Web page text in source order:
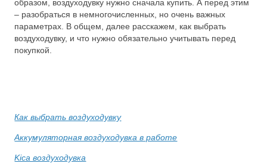
образом, воздуходувку нужно сначала купить. А перед этим
– разобраться в немногочисленных, но очень важных
параметрах. В общем, далее расскажем, как выбрать
воздуходувку, и что нужно обязательно учитывать перед
покупкой.
Как выбрать воздуходувку
Аккумуляторная воздуходувка в работе
Kica воздуходувка